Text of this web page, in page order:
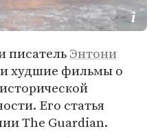
писательЭнтони
худшие фильмы о
Его статья
The Guardian.